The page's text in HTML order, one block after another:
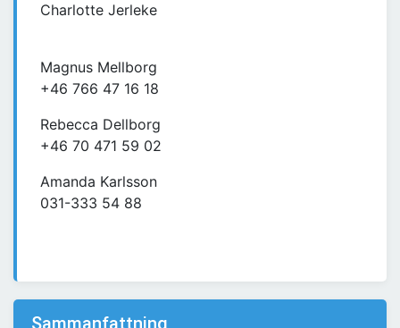
Charlotte Jerleke
Magnus Mellborg
+46 766 47 16 18
Rebecca Dellborg
+46 70 471 59 02
Amanda Karlsson
031-333 54 88